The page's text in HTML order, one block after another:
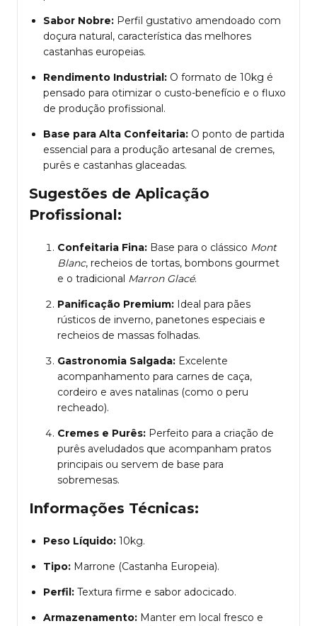
Sabor Nobre: Perfil gustativo amendoado com
doçura natural, característica das melhores
castanhas europeias.
Rendimento Industrial: O formato de 10kg é
pensado para otimizar o custo-benefício e o fluxo
de produção profissional.
Base para Alta Confeitaria: O ponto de partida
essencial para a produção artesanal de cremes,
purês e castanhas glaceadas.
Sugestões de Aplicação
Profissional:
Confeitaria Fina: Base para o clássico Mont
Blanc, recheios de tortas, bombons gourmet
e o tradicional Marron Glacé.
Panificação Premium: Ideal para pães
rústicos de inverno, panetones especiais e
recheios de massas folhadas.
Gastronomia Salgada: Excelente
acompanhamento para carnes de caça,
cordeiro e aves natalinas (como o peru
recheado).
Cremes e Purês: Perfeito para a criação de
purês aveludados que acompanham pratos
principais ou servem de base para
sobremesas.
Informações Técnicas:
Peso Líquido: 10kg.
Tipo: Marrone (Castanha Europeia).
Perfil: Textura firme e sabor adocicado.
Armazenamento: Manter em local fresco e